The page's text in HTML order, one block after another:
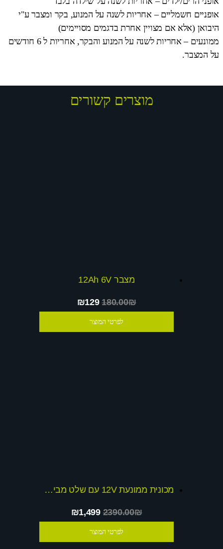
אופניים חשמליים – אחריות לשנה על המנוע, בקר ומצבר ע"י
היבואן (אלא אם מצויין אחרת בדגמים מסויימים)
ממונעים – אחריות לשנה על המנוע והבקר, אחריות ל 6 חודשים
על המצבר.
מוצרים קשורים
מצבר 12Ah 6V
₪129180.00₪
לפרטי המוצר
מכונית ממונעת 12V עם שלט מבית דיאמנט
₪1,4992390.00₪
לפרטי המוצר